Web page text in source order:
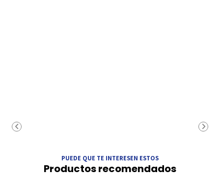
PUEDE QUE TE INTERESEN ESTOS
Productos recomendados